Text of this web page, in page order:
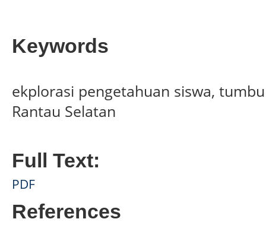
Keywords
ekplorasi pengetahuan siswa,
Rantau Selatan
Full Text:
PDF
References